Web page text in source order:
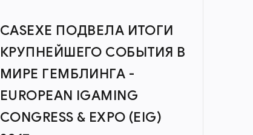
CASEXE ПОДВЕЛА ИТОГИ
КРУПНЕЙШЕГО СОБЫТИЯ В
МИРЕ ГЕМБЛИНГА -
EUROPEAN IGAMING
CONGRESS & EXPO (EIG)